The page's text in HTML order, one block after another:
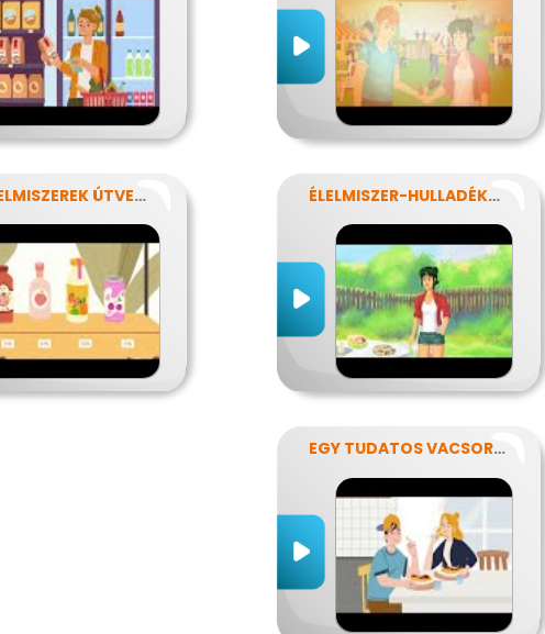
AZ ÉLELMISZEREK ÚTVESZTŐJÉBEN ÉLELMISZER-HULLADÉKOK
EGY TUDATOS VACSORA RECEPTJE